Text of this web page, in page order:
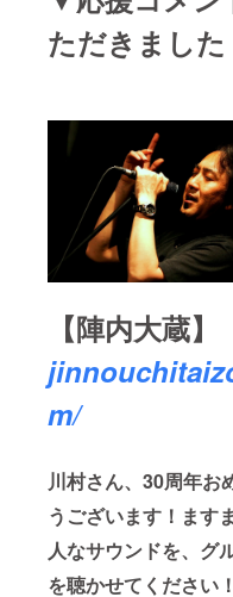
ただきました
【陣内大蔵】
m/
川村さん、30周年お
うございます！ます
人なサウンドを、グ
を聴かせてください